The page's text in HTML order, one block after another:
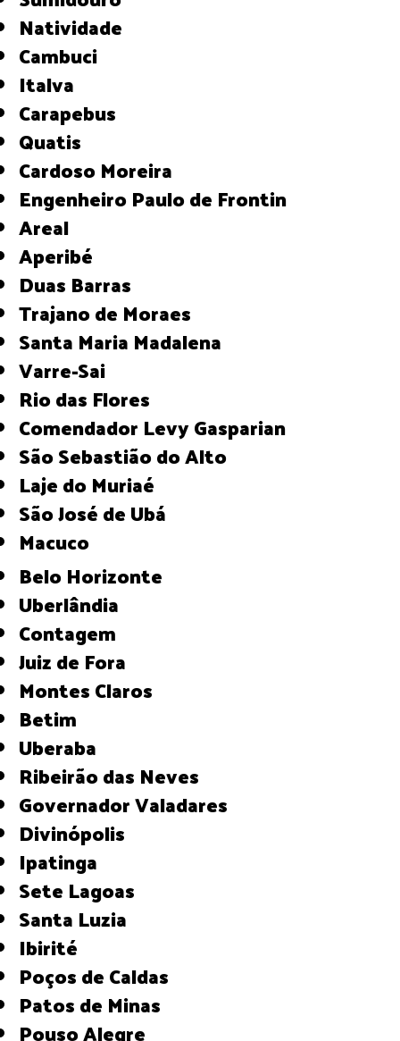
Natividade
Cambuci
Italva
Carapebus
Quatis
Cardoso Moreira
Engenheiro Paulo de Frontin
Areal
Aperibé
Duas Barras
Trajano de Moraes
Santa Maria Madalena
Varre-Sai
Rio das Flores
Comendador Levy Gasparian
São Sebastião do Alto
Laje do Muriaé
São José de Ubá
Macuco
Belo Horizonte
Uberlândia
Contagem
Juiz de Fora
Montes Claros
Betim
Uberaba
Ribeirão das Neves
Governador Valadares
Divinópolis
Ipatinga
Sete Lagoas
Santa Luzia
Ibirité
Poços de Caldas
Patos de Minas
Pouso Alegre